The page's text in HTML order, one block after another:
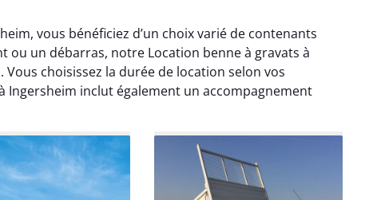
vous bénéficiez d’un choix varié de contenants
ou un débarras, notre Location benne à gravats à
choisissez la durée de location selon vos
Ingersheim inclut également un accompagnement
juin 2024
de terrassement
à Var était
Parfait pour évacuer les
gravats de mon chantier.